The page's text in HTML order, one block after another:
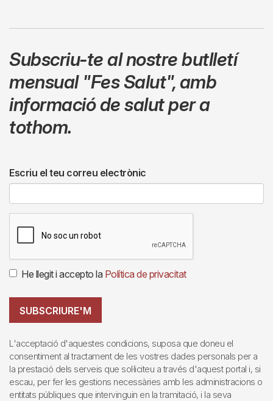
Subscriu-te al nostre butlletí
mensual "Fes Salut",amb
informació de salut per a
tothom.
Escriu el teu correu electrònic
He llegit i accepto la Política de privacitat
SUBSCRIURE'M
L'acceptació d'aquestes condicions, suposa que doneu el
consentiment al tractament de les vostres dades personals per a
la prestació dels serveis que sol·liciteu a través d'aquest portal i, si
escau, per fer les gestions necessàries amb les administracions o
entitats públiques que intervinguin en la tramitació, i la seva